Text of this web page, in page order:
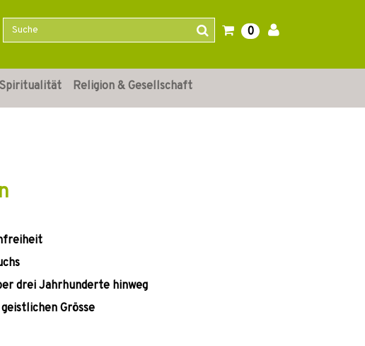
0
Religion & Gesellschaft
drei Jahrhunderte hinweg
Grösse